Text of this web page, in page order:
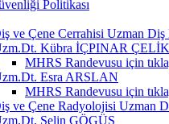
Politikası
ve Çene Cerrahisi Uzman
Kübra İÇPINAR ÇELİK
MHRS Randevusu için
Esra ARSLAN
MHRS Randevusu için
ve Çene Radyolojisi Uzman
Selin GÖGÜŞ